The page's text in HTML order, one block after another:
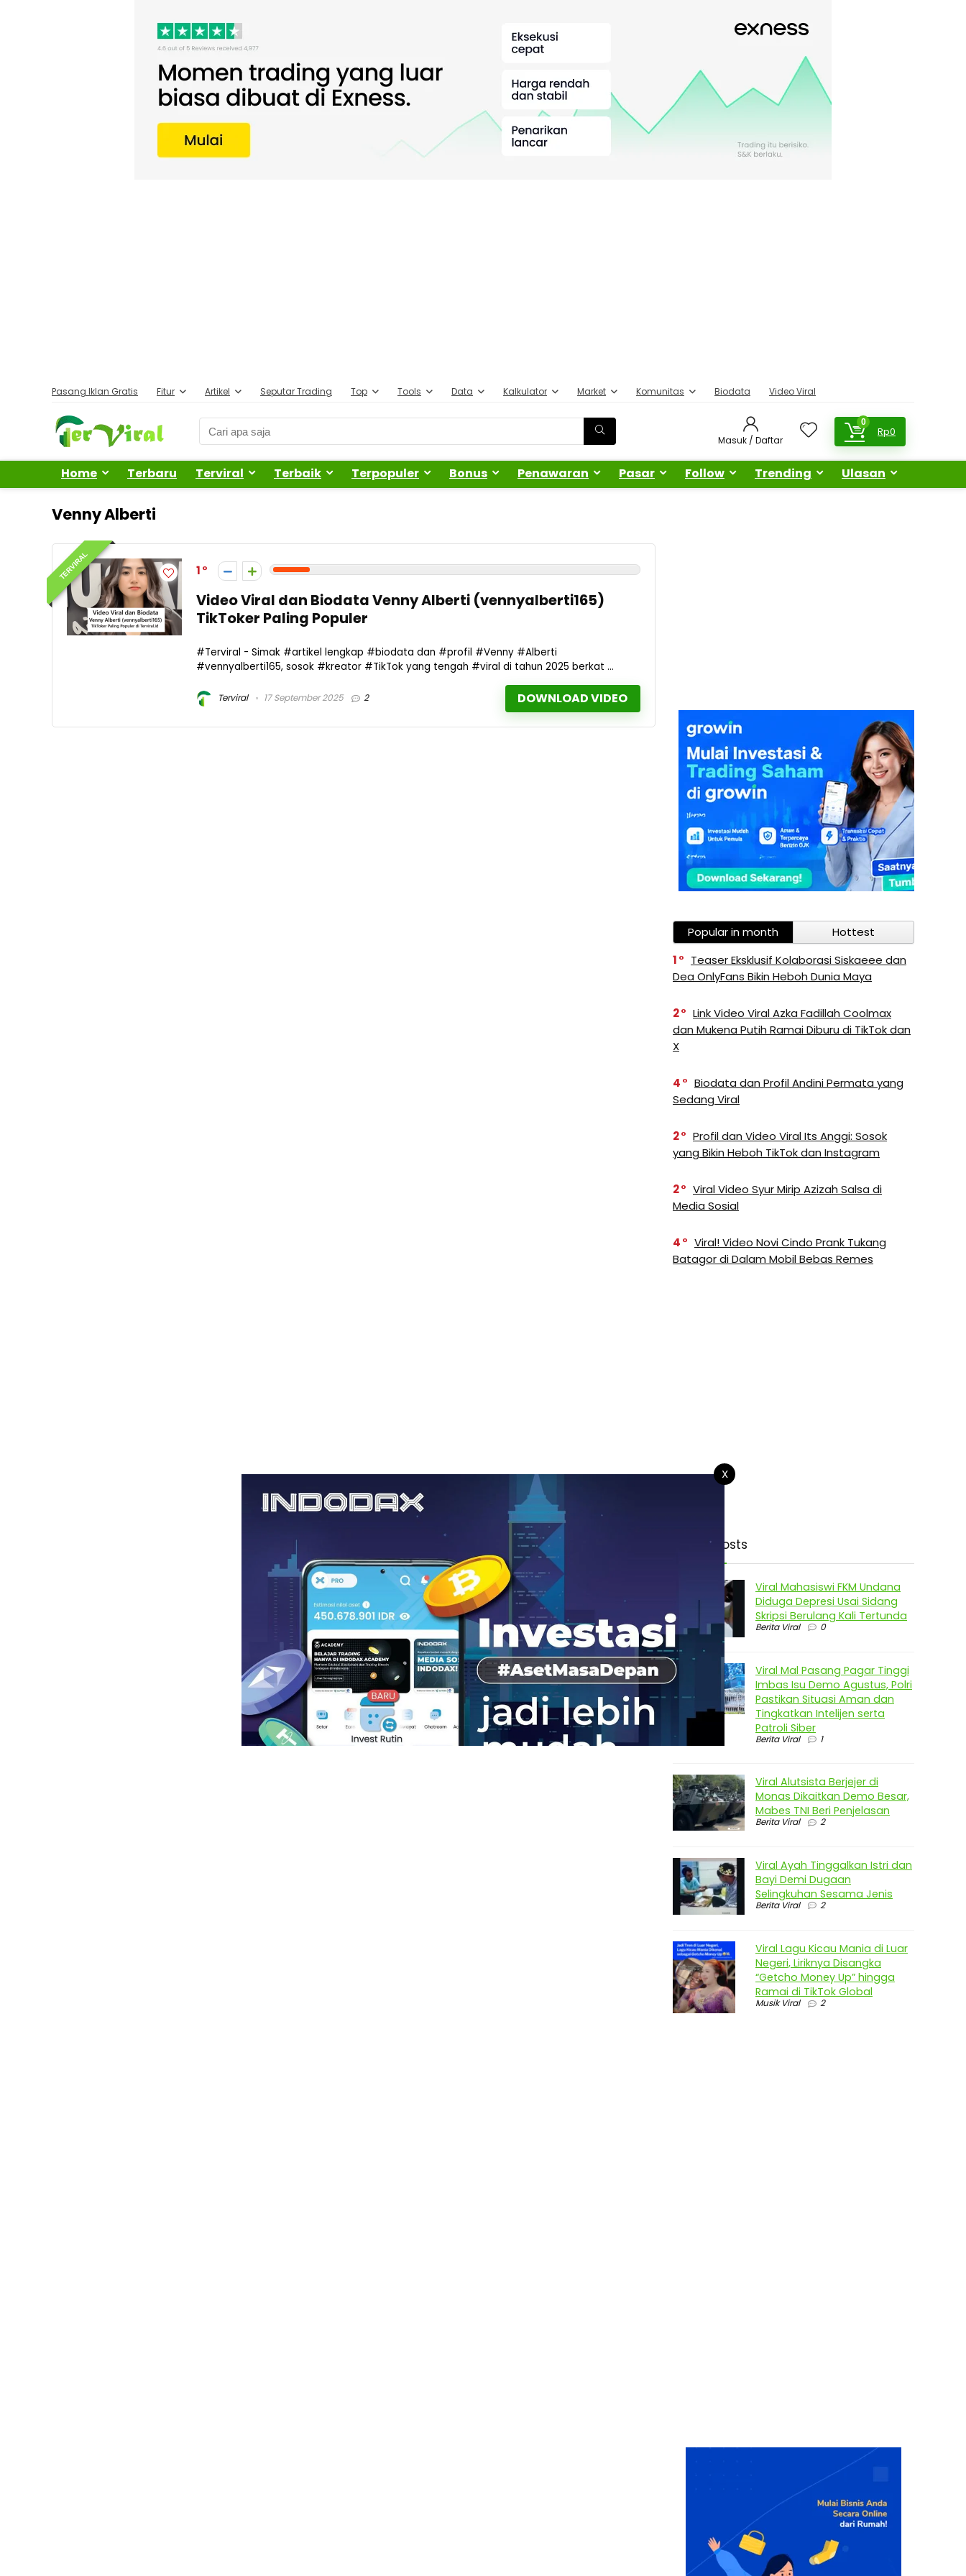
Pasang Iklan Gratis Fitur Artikel Seputar Trading Top Tools Data Kalkulator Market Komunitas Biodata Video Viral
Masuk / Daftar
0
Rp0
Home Terbaru Terviral Terbaik Terpopuler Bonus Penawaran Pasar Follow Trending Ulasan
Venny Alberti
TERVIRAL 1
Video Viral dan Biodata Venny Alberti (vennyalberti165)
TikToker Paling Populer
#Terviral - Simak #artikel lengkap #biodata dan #profil #Venny #Alberti
#vennyalberti165, sosok #kreator #TikTok yang tengah #viral di tahun 2025 berkat ...
Terviral 17 September 2025 2 DOWNLOAD VIDEO
Popular in month
Hottest
1
Teaser Eksklusif Kolaborasi Siskaeee dan
Dea OnlyFans Bikin Heboh Dunia Maya
2
Link Video Viral Azka Fadillah Coolmax
dan Mukena Putih Ramai Diburu di TikTok dan
X
4
Biodata dan Profil Andini Permata yang
Sedang Viral
2
Profil dan Video Viral Its Anggi: Sosok
yang Bikin Heboh TikTok dan Instagram
2
Viral Video Syur Mirip Azizah Salsa di
Media Sosial
4
Viral! Video Novi Cindo Prank Tukang
Batagor di Dalam Mobil Bebas Remes
Latest Posts
Viral Mahasiswi FKM Undana
Diduga Depresi Usai Sidang
Skripsi Berulang Kali Tertunda
Berita Viral 0
Viral Mal Pasang Pagar Tinggi
Imbas Isu Demo Agustus, Polri
Pastikan Situasi Aman dan
Tingkatkan Intelijen serta
Patroli Siber
Berita Viral 1
Viral Alutsista Berjejer di
Monas Dikaitkan Demo Besar,
Mabes TNI Beri Penjelasan
Berita Viral 2
Viral Ayah Tinggalkan Istri dan
Bayi Demi Dugaan
Selingkuhan Sesama Jenis
Berita Viral 2
Viral Lagu Kicau Mania di Luar
Negeri, Liriknya Disangka
“Getcho Money Up” hingga
Ramai di TikTok Global
Musik Viral 2
X